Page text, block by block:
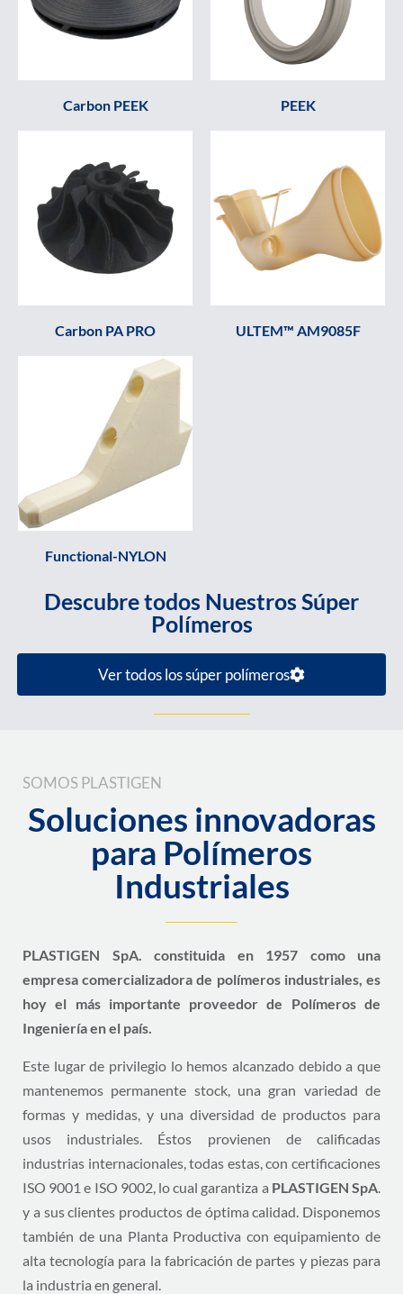
Carbon PEEK PEEK
Carbon PA PRO ULTEM™ AM9085F
Functional-NYLON
Descubre todos Nuestros Súper
Polímeros
Ver todos los súper polímeros
SOMOS PLASTIGEN
Soluciones innovadoras
para Polímeros
Industriales
PLASTIGEN SpA. constituida en 1957 como una
empresa comercializadora de polímeros industriales, es
hoy el más importante proveedor de Polímeros de
Ingeniería en el país.
Este lugar de privilegio lo hemos alcanzado debido a que
mantenemos permanente stock, una gran variedad de
formas y medidas, y una diversidad de productos para
usos industriales. Éstos provienen de calificadas
industrias internacionales, todas estas, con certificaciones
ISO 9001 e ISO 9002, lo cual garantiza a PLASTIGEN SpA
y a sus clientes productos de óptima calidad. Disponemos
también de una Planta Productiva con equipamiento de
alta tecnología para la fabricación de partes y piezas para
la industria en general.